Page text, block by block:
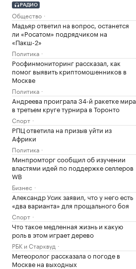
РАДИО
Общество
Мадьяр ответил на вопрос, останется
ли «Росатом» подрядчиком на
«Пакш-2»
Политика
Росфинмониторинг рассказал, как
помог выявить криптомошенников в
Москве
Политика
Андреева проиграла 34-й ракетке мира
в третьем круге турнира в Торонто
Спорт
РПЦ ответила на призыв уйти из
Африки
Политика
Минпромторг сообщил об изучении
властями идей по поддержке селлеров
WB
Бизнес
Александр Усик заявил, что у него есть
«два варианта» для прощального боя
Спорт
Что такое медленная жизнь и какую
роль в этом играет дерево
РБК и Старквуд
Метеоролог рассказала о погоде в
Москве на выходных